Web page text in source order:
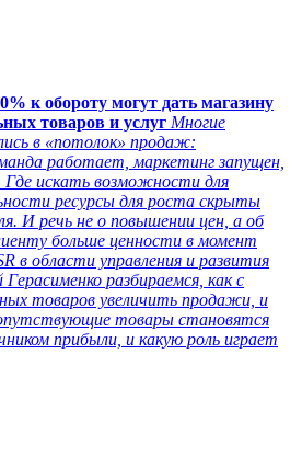
к обороту могут дать магазину
товаров и услуг Многие
в «потолок» продаж:
работает, маркетинг запущен,
искать возможности для
ресурсы для роста скрыты
И речь не о повышении цен, а об
больше ценности в момент
в области управления и развития
разбираемся, как с
товаров увеличить продажи, и
товары становятся
прибыли, и какую роль играет